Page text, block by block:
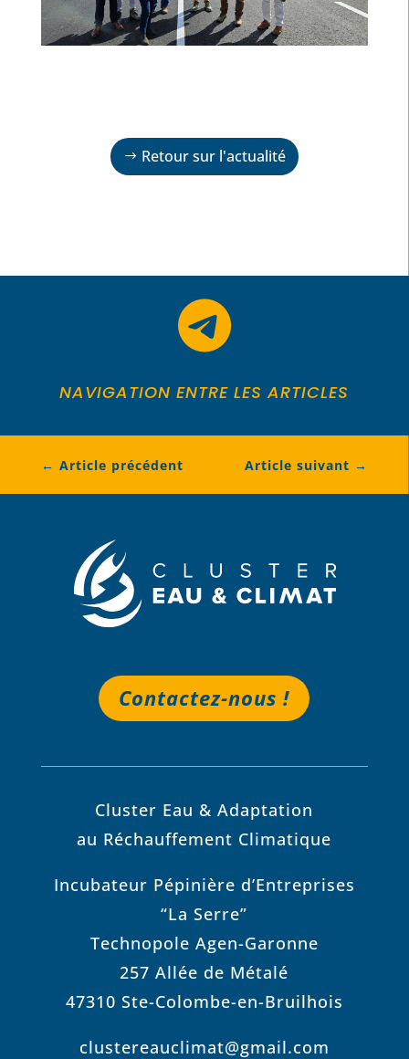
Retour sur l'actualité

NAVIGATION ENTRE LES ARTICLES
← Article précédent Article suivant →
Contactez-nous !
Cluster Eau & Adaptation
au Réchauffement Climatique
Incubateur Pépinière d’Entreprises
“La Serre”
Technopole Agen-Garonne
257 Allée de Métalé
47310 Ste-Colombe-en-Bruilhois
clustereauclimat@gmail.com